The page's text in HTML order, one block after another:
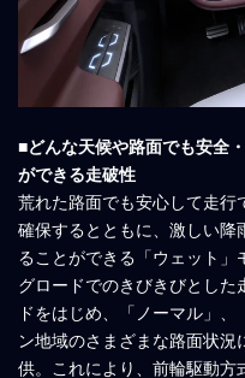
■どんな天候や路面でも安全
ができる走破性
荒れた路面でも安心して走行
確保するとともに、激しい降
ることができる「ウェット
グロードでのきびきびとし
ドをはじめ、「ノーマル」
ン地域のさまざまな路面状
供。これにより、前輪駆動方